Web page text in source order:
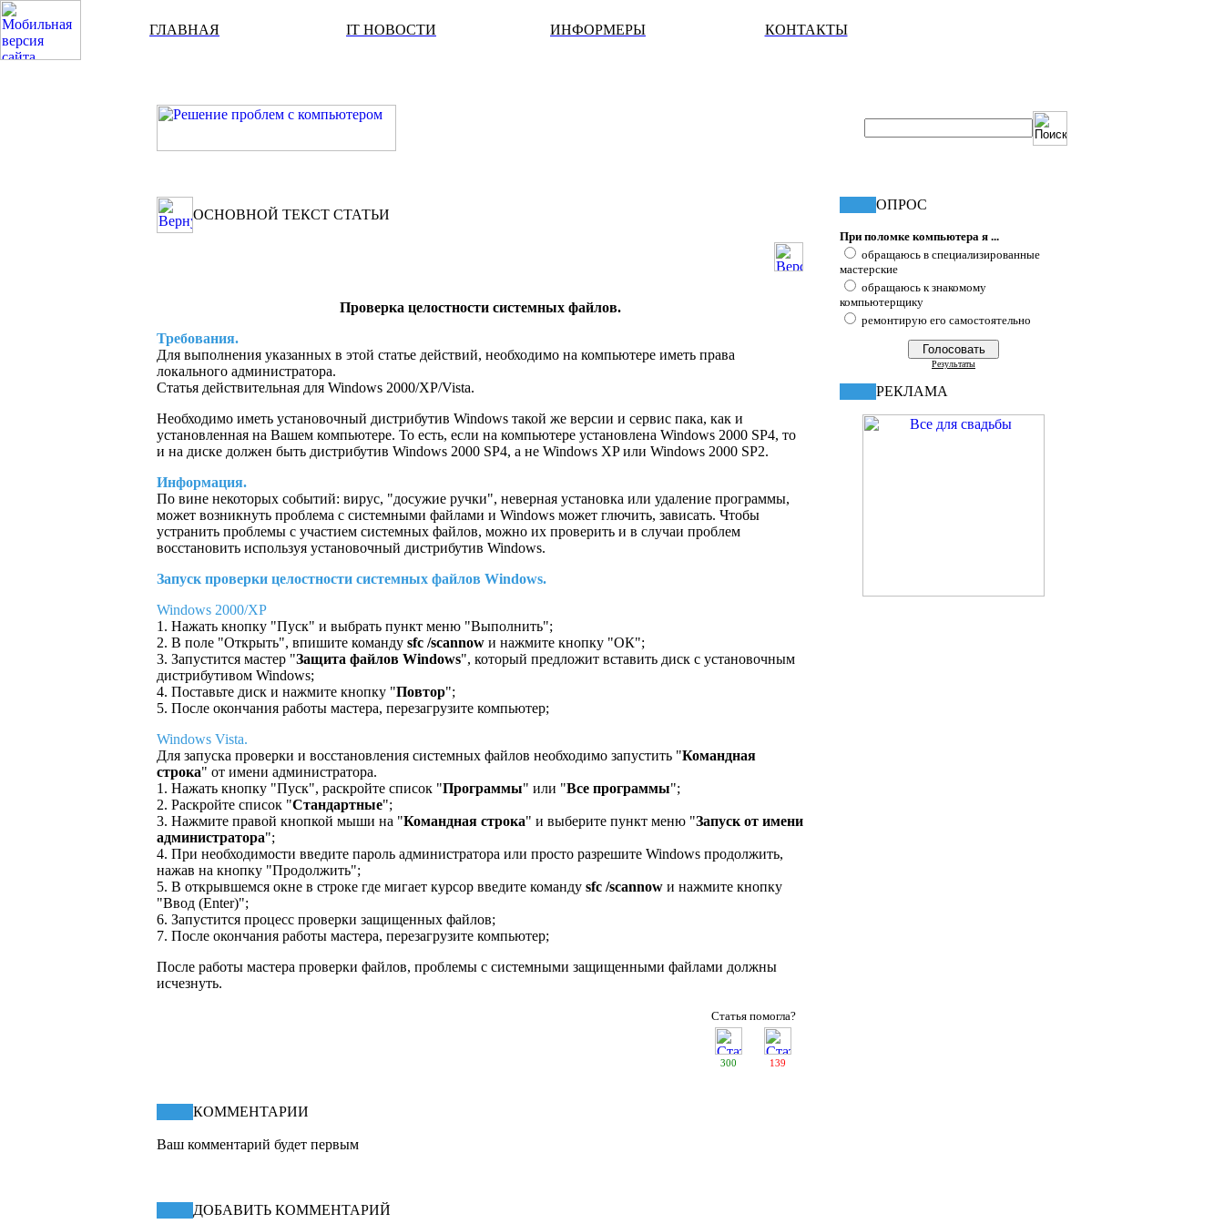
ГЛАВНАЯ IT НОВОСТИ ИНФОРМЕРЫ КОНТАКТЫ
ОСНОВНОЙ ТЕКСТ СТАТЬИ
Проверка целостности системных файлов.
Требования.
Для выполнения указанных в этой статье действий, необходимо на компьютере иметь права
локального администратора.
Статья действительная для Windows 2000/XP/Vista.
Необходимо иметь установочный дистрибутив Windows такой же версии и сервис пака, как и
установленная на Вашем компьютере. То есть, если на компьютере установлена Windows 2000 SP4, то
и на диске должен быть дистрибутив Windows 2000 SP4, а не Windows XP или Windows 2000 SP2.
Информация.
По вине некоторых событий: вирус, "досужие ручки", неверная установка или удаление программы,
может возникнуть проблема с системными файлами и Windows может глючить, зависать. Чтобы
устранить проблемы с участием системных файлов, можно их проверить и в случаи проблем
восстановить используя установочный дистрибутив Windows.
Запуск проверки целостности системных файлов Windows.
Windows 2000/XP
1. Нажать кнопку "Пуск" и выбрать пункт меню "Выполнить";
2. В поле "Открыть", впишите команду sfc /scannow и нажмите кнопку "ОК";
3. Запустится мастер "Защита файлов Windows", который предложит вставить диск с установочным
дистрибутивом Windows;
4. Поставьте диск и нажмите кнопку "Повтор";
5. После окончания работы мастера, перезагрузите компьютер;
Windows Vista.
Для запуска проверки и восстановления системных файлов необходимо запустить "Командная
строка" от имени администратора.
1. Нажать кнопку "Пуск", раскройте список "Программы" или "Все программы";
2. Раскройте список "Стандартные";
3. Нажмите правой кнопкой мыши на "Командная строка" и выберите пункт меню "Запуск от имени
администратора";
4. При необходимости введите пароль администратора или просто разрешите Windows продолжить,
нажав на кнопку "Продолжить";
5. В открывшемся окне в строке где мигает курсор введите команду sfc /scannow и нажмите кнопку
"Ввод (Enter)";
6. Запустится процесс проверки защищенных файлов;
7. После окончания работы мастера, перезагрузите компьютер;
После работы мастера проверки файлов, проблемы с системными защищенными файлами должны
исчезнуть.
Статья помогла?
300 139
КОММЕНТАРИИ
Ваш комментарий будет первым
ДОБАВИТЬ КОММЕНТАРИЙ
ОПРОС
При поломке компьютера я ...
обращаюсь в специализированные
мастерские
обращаюсь к знакомому
компьютерщику
ремонтирую его самостоятельно
Результаты
РЕКЛАМА